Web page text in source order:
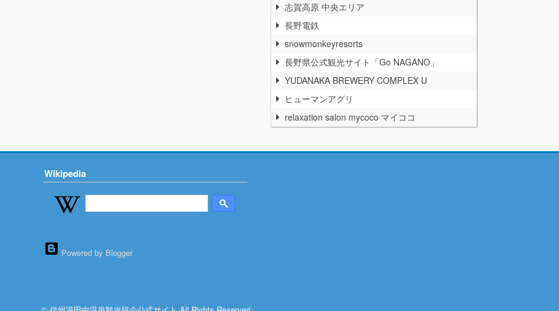
志賀高原 中央エリア
長野電鉄
snowmonkeyresorts
長野県公式観光サイト「Go NAGANO」
YUDANAKA BREWERY COMPLEX U
ヒューマンアグリ
relaxation salon mycoco マイココ
Wikipedia
Powered by Blogger